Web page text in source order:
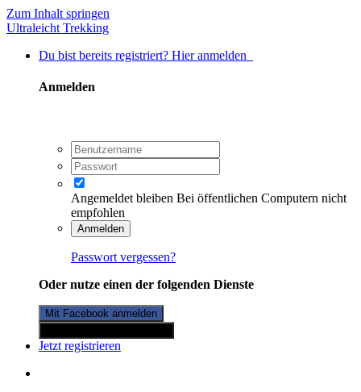
Zum Inhalt springen
Ultraleicht Trekking
Du bist bereits registriert? Hier anmelden
Anmelden
Angemeldet bleiben Bei öffentlichen Computern nicht
empfohlen
Anmelden
Passwort vergessen?
Oder nutze einen der folgenden Dienste
Mit Facebook anmelden
Jetzt registrieren